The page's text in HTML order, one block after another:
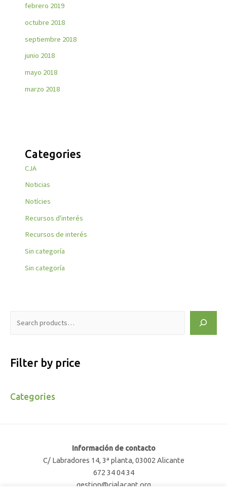
febrero 2019
octubre 2018
septiembre 2018
junio 2018
mayo 2018
marzo 2018
Categories
CJA
Noticias
Notícies
Recursos d'interés
Recursos de interés
Sin categoría
Sin categoría
Filter by price
Categories
Información de contacto
C/ Labradores 14, 3ª planta, 03002 Alicante
672 34 04 34
gestion@cjalacant.org